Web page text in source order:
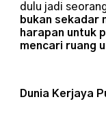
dulu jadi
bukan sekadar
harapan untuk
mencari ruang
Dunia Kerjaya